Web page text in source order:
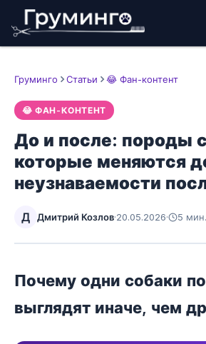
Груминго Статьи 😂 Фан-контент
😂 ФАН-КОНТЕНТ
До и после: породы
которые меняются
неузнаваемости
Д Дмитрий Козлов·20.05.2026· 5
Почему одни собаки
выглядят иначе, чем